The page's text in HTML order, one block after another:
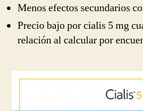
Menos efectos secundarios
Precio bajo por cialis 5 mg
relación al calcular por